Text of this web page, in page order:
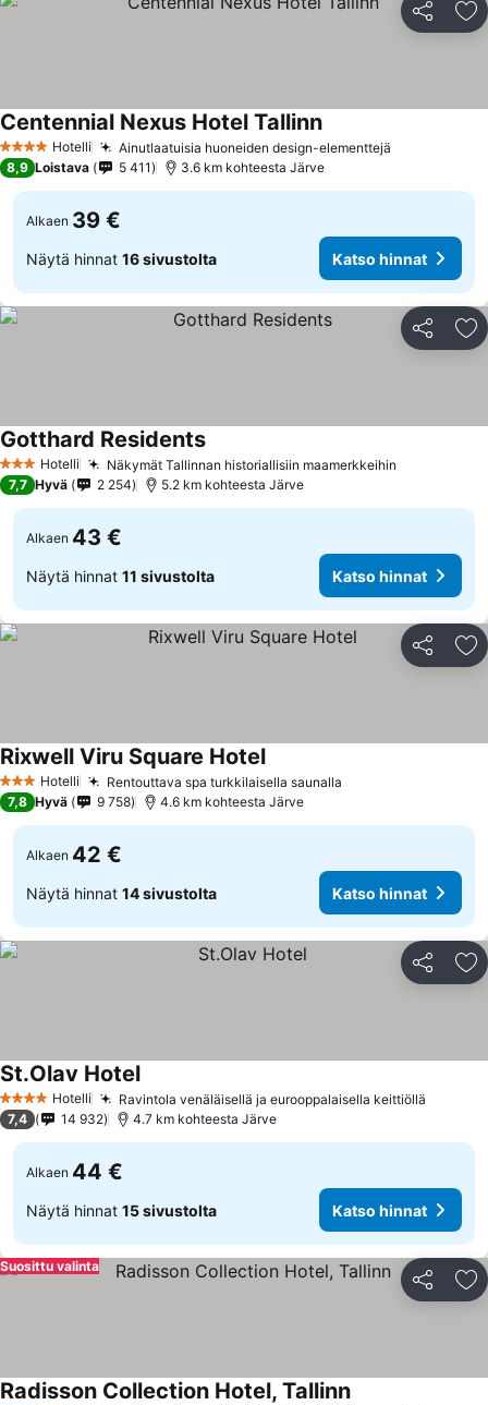
Jaa
4 Tähtiluokitus
Hotelli Ainutlaatuisia huoneiden design-elementtejä
Centennial Nexus Hotel Tallinn
8,9 Loistava 5 411 3.6 km kohteesta Järve
Alkaen 39 €
Näytä hinnat 16 sivustolta Katso hinnat
Jaa
3 Tähtiluokitus
Hotelli Näkymät Tallinnan historiallisiin maamerkkeihin
Gotthard Residents
7,7 Hyvä 2 254 5.2 km kohteesta Järve
Alkaen 43 €
Näytä hinnat 11 sivustolta Katso hinnat
Jaa
3 Tähtiluokitus
Hotelli Rentouttava spa turkkilaisella saunalla
Rixwell Viru Square Hotel
7,8 Hyvä 9 758 4.6 km kohteesta Järve
Alkaen 42 €
Näytä hinnat 14 sivustolta Katso hinnat
Jaa
4 Tähtiluokitus
Hotelli Ravintola venäläisellä ja eurooppalaisella keittiöllä
St.Olav Hotel
7,4 14 932 4.7 km kohteesta Järve
Alkaen 44 €
Näytä hinnat 15 sivustolta Katso hinnat
Jaa
Suosittu valinta
Radisson Collection Hotel, Tallinn